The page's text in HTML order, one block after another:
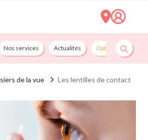
Nos services Actualités Opticians By
de la vue Les lentilles de contact